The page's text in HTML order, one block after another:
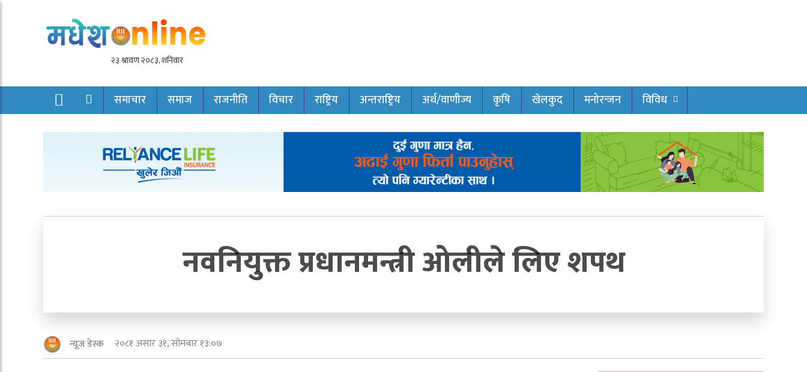
समाचार समाज राजनीति विचार राष्ट्रिय अन्तराष्ट्रिय अर्थ/वाणीज्य कृषि खेलकुद मनोरन्जन विविध
नवनियुक्त प्रधानमन्त्री ओलीले लिए शपथ
न्यूज डेस्क २०८१ असार ३१, सोमबार १३:०७